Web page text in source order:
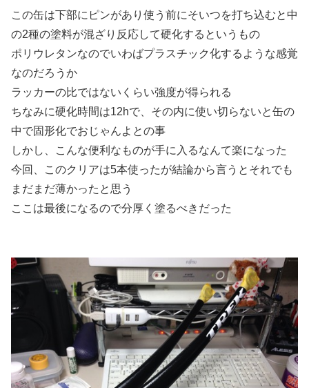
この缶は下部にピンがあり使う前にそいつを打ち込むと中
の2種の塗料が混ざり反応して硬化するというもの
ポリウレタンなのでいわばプラスチック化するような感覚
なのだろうか
ラッカーの比ではないくらい強度が得られる
ちなみに硬化時間は12hで、その内に使い切らないと缶の
中で固形化でおじゃんよとの事
しかし、こんな便利なものが手に入るなんて楽になった
今回、このクリアは5本使ったが結論から言うとそれでも
まだまだ薄かったと思う
ここは最後になるので分厚く塗るべきだった